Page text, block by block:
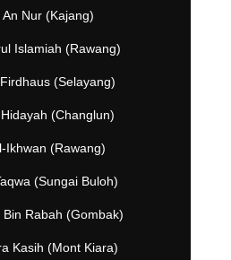
An Nur (Kajang)
Islamiah (Rawang)
(Selayang)
(Changlun)
Ikhwan (Rawang)
(Sungai Buloh)
Bin Rabah (Gombak)
Kasih (Mont Kiara)